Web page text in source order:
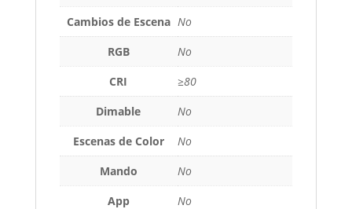
Cambios de Escena No
RGB
No
CRI
≥80
Dimable
No
Escenas de Color
No
Mando
No
App
No